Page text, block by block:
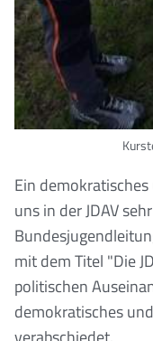
Ein
uns in der JDAV
mit dem Titel "Die
politischen
demokratisches